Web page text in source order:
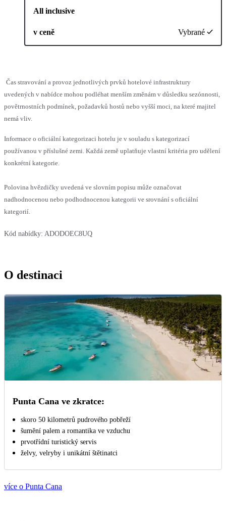
All inclusive
v ceně Vybrané
Čas stravování a provoz jednotlivých prvků hotelové infrastruktury
uvedených v nabídce mohou podléhat menším změnám v důsledku sezónnosti,
povětrnostních podmínek, požadavků hostů nebo vyšší moci, na které majitel
nemá vliv.
Informace o oficiální kategorizaci hotelu je v souladu s kategorizací
používanou v příslušné zemi. Každá země uplatňuje vlastní kritéria pro udělení
konkrétní kategorie.
Polovina hvězdičky uvedená ve slovním popisu může označovat
nadhodnocenou nebo podhodnocenou kategorii ve srovnání s oficiální
kategorií.
Kód nabídky: ADODOEC8UQ
O destinaci
Punta Cana ve zkratce:
skoro 50 kilometrů pudrového pobřeží
šumění palem a romantika ve vzduchu
prvotřídní turistický servis
želvy, velryby i unikátní štětinatci
více o Punta Cana